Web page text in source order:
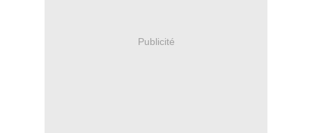
Publicité